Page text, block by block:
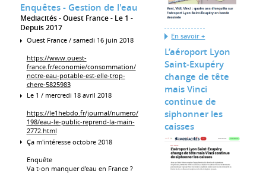
Enquêtes - Gestion de l'eau
Mediacités - Ouest France - Le 1
Depuis 2017
Ouest France / samedi 16 juin 2018
https://www.ouest-
france.fr/economie/consommation/
notre-eau-potable-est-elle-trop-
chere-5825983
Le 1 / mercredi 18 avril 2018
https://le1hebdo.fr/journal/numero/
198/eau-le-public-reprend-la-main-
2772.html
Ça m'intéresse octobre 2018
Enquête
Va t-on manquer d'eau en France ?
En savoir +
L’aéroport Lyon
Saint‐Exupéry
change de tête
mais Vinci
continue de
siphonner les
caisses